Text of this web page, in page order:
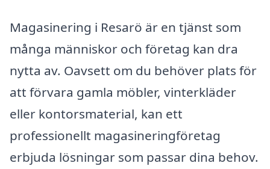
Magasinering i Resarö är en tjänst som
många människor och företag kan dra
nytta av. Oavsett om du behöver plats för
att förvara gamla möbler, vinterkläder
eller kontorsmaterial, kan ett
professionellt magasineringföretag
erbjuda lösningar som passar dina behov.